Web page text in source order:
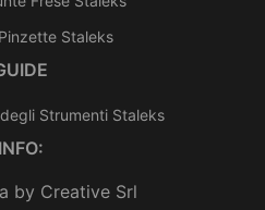
Staleks
Strumenti Staleks
INFO:
by Creative Srl